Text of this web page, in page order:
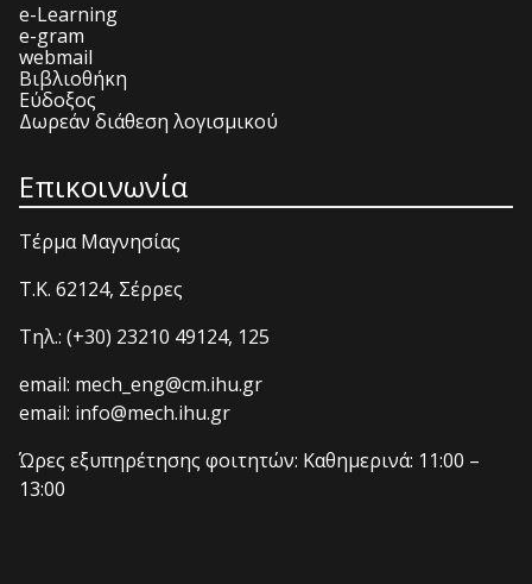
e-Learning
e-gram
webmail
Βιβλιοθήκη
Εύδοξος
Δωρεάν διάθεση λογισμικού
Επικοινωνία
Τέρμα Μαγνησίας
T.K. 62124, Σέρρες
Τηλ.: (+30) 23210 49124, 125
email: mech_eng@cm.ihu.gr
email: info@mech.ihu.gr
Ώρες εξυπηρέτησης φοιτητών: Καθημερινά: 11:00 –
13:00